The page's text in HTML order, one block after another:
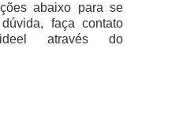
abaixo para se
faça contato
através do